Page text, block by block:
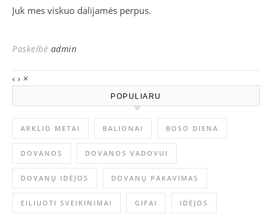
Juk mes viskuo dalijamės perpus.
Paskelbė admin
‹ › ×
POPULIARU
ARKLIO METAI BALIONAI BOSO DIENA
DOVANOS DOVANOS VADOVUI
DOVANŲ IDĖJOS DOVANŲ PAKAVIMAS
EILIUOTI SVEIKINIMAI GIFAI IDĖJOS